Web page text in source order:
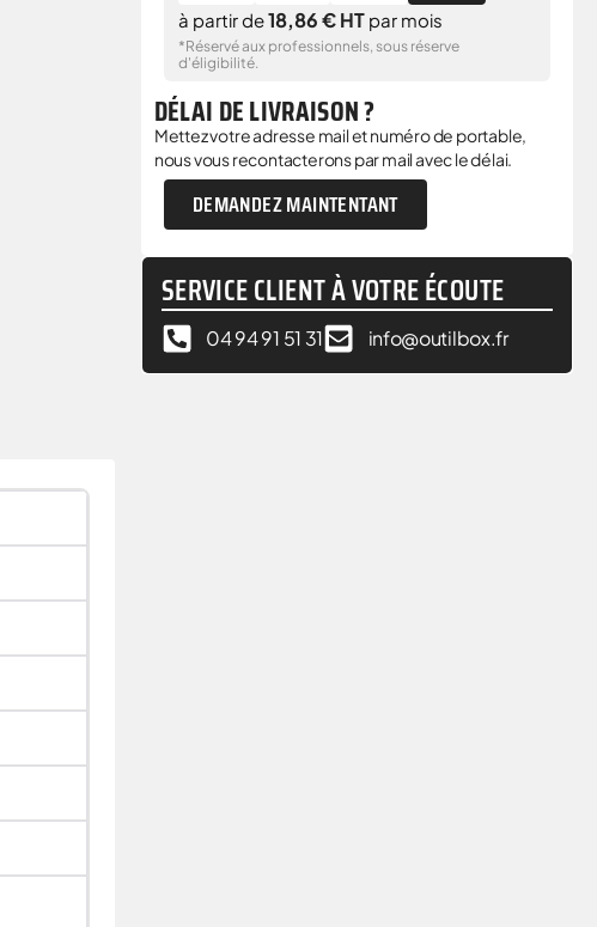
à partir de18,86 € HTpar mois
*Réservé aux professionnels, sous réserve
d'éligibilité.
DÉLAI DE LIVRAISON ?
Mettez votre adresse mail et numéro de portable,
nous vous recontacterons par mail avec le délai.
DEMANDEZ MAINTENTANT
SERVICE CLIENT À VOTRE ÉCOUTE
04 94 91 51 31 info@outilbox.fr